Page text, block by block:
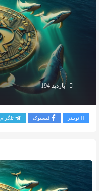
بازدید 194
توییتر فیسبوک تلگرام